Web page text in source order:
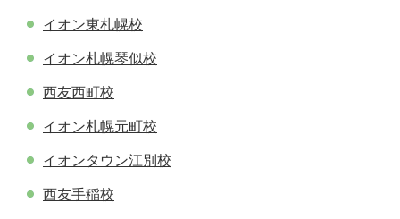
イオン東札幌校
イオン札幌琴似校
西友西町校
イオン札幌元町校
イオンタウン江別校
西友手稲校